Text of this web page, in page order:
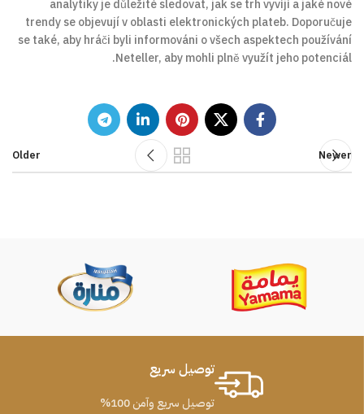
analytiky je důležité sledovat, jak se trh vyvíjí a jaké nové
trendy se objevují v oblasti elektronických plateb. Doporučuje
se také, aby hráči byli informováni o všech aspektech používání
Neteller, aby mohli plně využít jeho potenciál.
Newer
Older
توصيل سريع
توصيل سريع وآمن 100%